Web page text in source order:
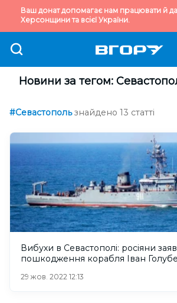
Ваш донат допомагає нам працювати й
Херсонщини та всієї України.
Новини за тегом:
#Севастополь знайдено 13 статті
Вибухи в Севастополі: росіяни
пошкодження корабля Іван
29 жов. 2022 12:13